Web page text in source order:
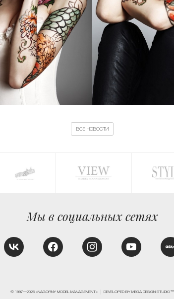
ВСЕ НОВОСТИ
Мы в социальных сетях
© 1997—2026 «NAGORNY MODEL MANAGEMENT» DEVELOPED BY MEGA DESIGN STUDIO™